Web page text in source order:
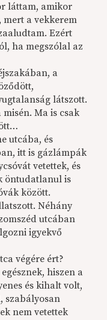
láttam, amikor
mert a vekkerem
Ezért
ha megszólal az
a
látszott.
Ma is csak
utcába, és
itt is gázlámpák
vetettek, és
öntudatlanul is
között.
Néhány
utcában
igyekvő
végére ért?
hiszen a
és kihalt volt,
szabályosan
nem vetettek